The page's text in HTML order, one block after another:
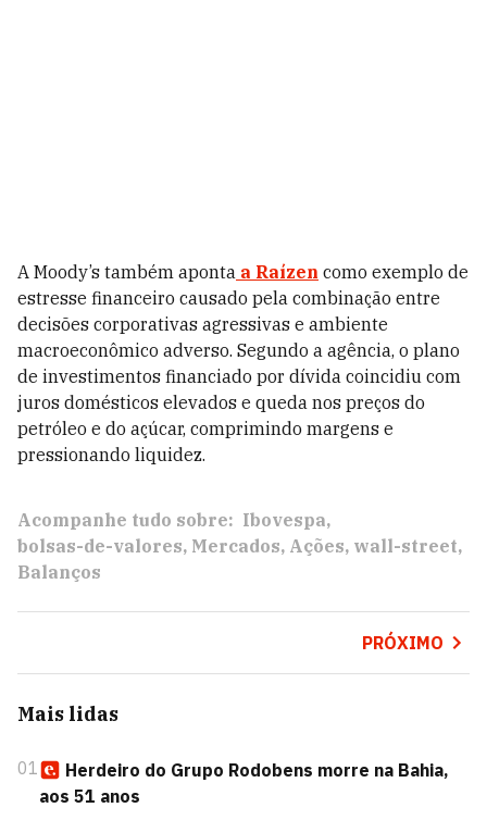
A Moody’s também aponta a Raízen como exemplo de
estresse financeiro causado pela combinação entre
decisões corporativas agressivas e ambiente
macroeconômico adverso. Segundo a agência, o plano
de investimentos financiado por dívida coincidiu com
juros domésticos elevados e queda nos preços do
petróleo e do açúcar, comprimindo margens e
pressionando liquidez.
Acompanhe tudo sobre: Ibovespa
bolsas-de-valores Mercados Ações wall-street
Balanços
PRÓXIMO
Mais lidas
01
Herdeiro do Grupo Rodobens morre na Bahia,
aos 51 anos